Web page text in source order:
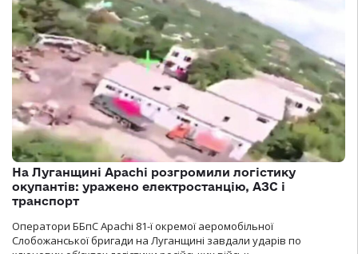
На Луганщині Apachi розгромили логістику
окупантів: уражено електростанцію, АЗС і
транспорт
Оператори ББпС Apachi 81-ї окремої аеромобільної
Слобожанської бригади на Луганщині завдали ударів по